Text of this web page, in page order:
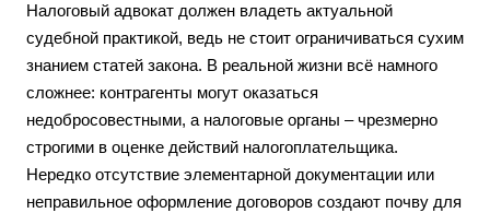
Налоговый адвокат должен владеть актуальной
судебной практикой, ведь не стоит ограничиваться сухим
знанием статей закона. В реальной жизни всё намного
сложнее: контрагенты могут оказаться
недобросовестными, а налоговые органы – чрезмерно
строгими в оценке действий налогоплательщика.
Нередко отсутствие элементарной документации или
неправильное оформление договоров создают почву для